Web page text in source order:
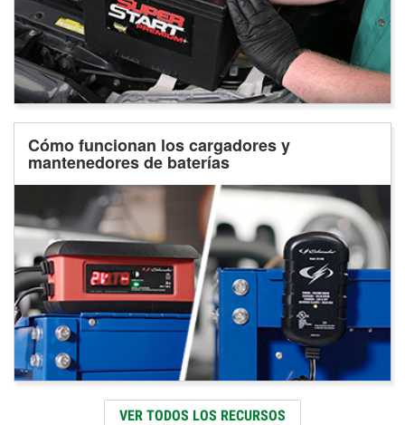
Cómo funcionan los cargadores y
mantenedores de baterías
VER TODOS LOS RECURSOS